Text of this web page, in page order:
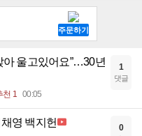
아 울고있어요”…30년
천 1 00:05
1
댓글
영 백지헌 0